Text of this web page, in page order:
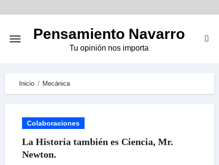
Pensamiento Navarro
Tu opinión nos importa
Inicio Mecánica
Colaboraciones
La Historia también es Ciencia, Mr.
Newton.